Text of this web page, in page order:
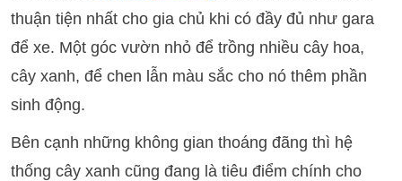
thuận tiện nhất cho gia chủ khi có đầy đủ như gara
để xe. Một góc vườn nhỏ để trồng nhiều cây hoa,
cây xanh, để chen lẫn màu sắc cho nó thêm phần
sinh động.
Bên cạnh những không gian thoáng đãng thì hệ
thống cây xanh cũng đang là tiêu điểm chính cho